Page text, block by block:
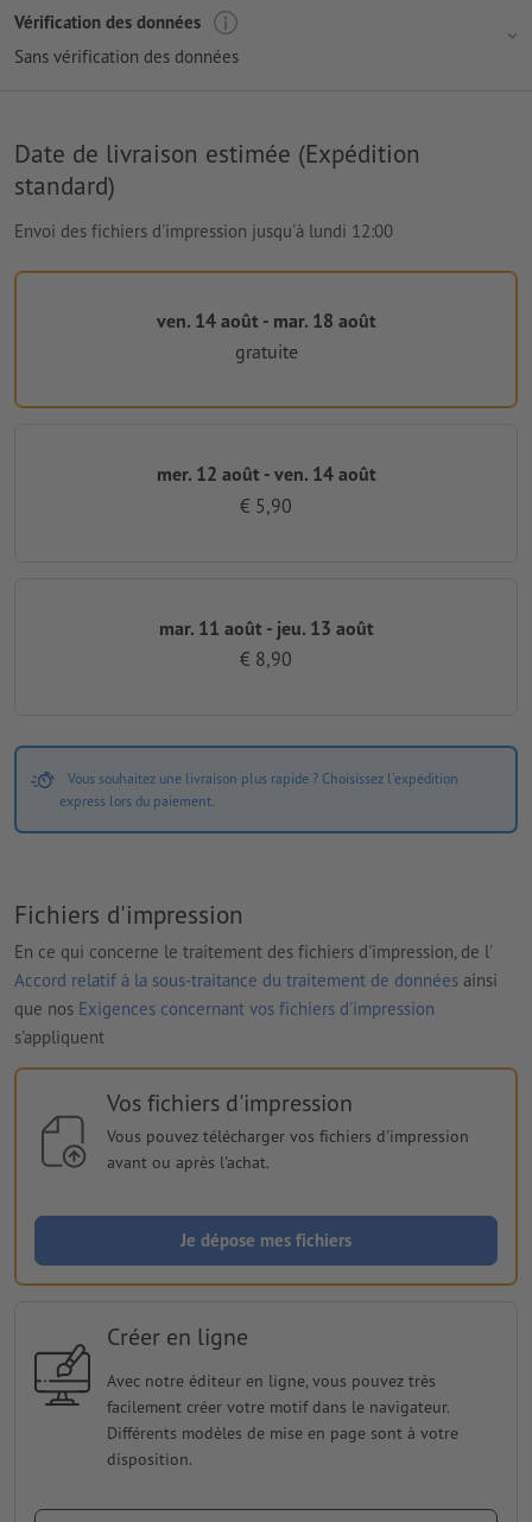
Vérification des données
Sans vérification des données
Date de livraison estimée (Expédition
standard)
Envoi des fichiers d'impression jusqu'à lundi 12:00
ven. 14 août - mar. 18 août
gratuite
mer. 12 août - ven. 14 août
€ 5,90
mar. 11 août - jeu. 13 août
€ 8,90
Vous souhaitez une livraison plus rapide ? Choisissez l'expédition
express lors du paiement.
Fichiers d'impression
En ce qui concerne le traitement des fichiers d'impression, de l'
Accord relatif à la sous-traitance du traitement de données ainsi
que nos Exigences concernant vos fichiers d'impression
s'appliquent
Vos fichiers d'impression
Vous pouvez télécharger vos fichiers d'impression
avant ou après l'achat.
Je dépose mes fichiers
Créer en ligne
Avec notre éditeur en ligne, vous pouvez très
facilement créer votre motif dans le navigateur.
Différents modèles de mise en page sont à votre
disposition.